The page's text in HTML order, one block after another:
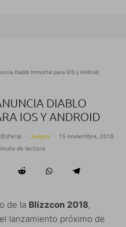
Diablo Immortal para iOS y Android
DIABLO
IOS Y ANDROID
· Juegos · 15 noviembre, 2018
de lectura
de la Blizzcon 2018,
lanzamiento próximo de